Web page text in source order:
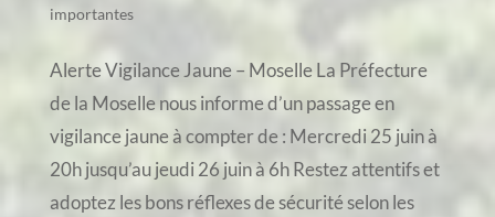
importantes
Alerte Vigilance Jaune – Moselle La Préfecture
de la Moselle nous informe d’un passage en
vigilance jaune à compter de : Mercredi 25 juin à
20h jusqu’au jeudi 26 juin à 6h Restez attentifs et
adoptez les bons réflexes de sécurité selon les